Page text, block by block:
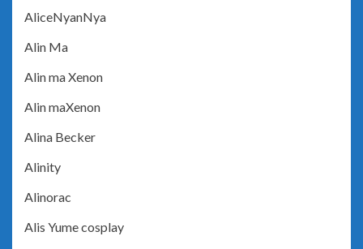
AliceNyanNya
Alin Ma
Alin ma Xenon
Alin maXenon
Alina Becker
Alinity
Alinorac
Alis Yume cosplay